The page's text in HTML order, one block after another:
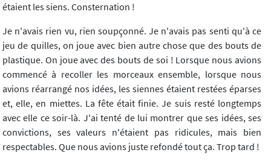
étaient les siens. Consternation !
Je n'avais rien vu, rien soupçonné. Je n'avais pas senti qu'à ce
jeu de quilles, on joue avec bien autre chose que des bouts de
plastique. On joue avec des bouts de soi ! Lorsque nous avions
commencé à recoller les morceaux ensemble, lorsque nous
avions réarrangé nos idées, les siennes étaient restées éparses
et, elle, en miettes. La fête était finie. Je suis resté longtemps
avec elle ce soir-là. J'ai tenté de lui montrer que ses idées, ses
convictions, ses valeurs n'étaient pas ridicules, mais bien
respectables. Que nous avions juste refondé tout ça. Trop tard !